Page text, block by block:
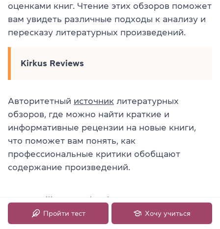
оценками книг. Чтение этих обзоров поможет
вам увидеть различные подходы к анализу и
пересказу литературных произведений.
Kirkus Reviews
Авторитетный источник литературных
обзоров, где можно найти краткие и
информативные рецензии на новые книги,
что поможет вам понять, как
профессиональные критики обобщают
содержание произведений.
Storytelling Method — пересказ как
рассказПройти тест Хочу учиться